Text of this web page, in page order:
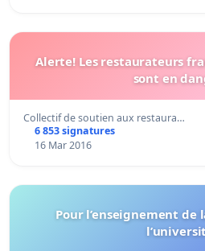
Alerte! Les restaurateurs
sont en
Collectif de soutien aux restaura…
6 853 signatures
16 Mar 2016
Pour l’enseignement de